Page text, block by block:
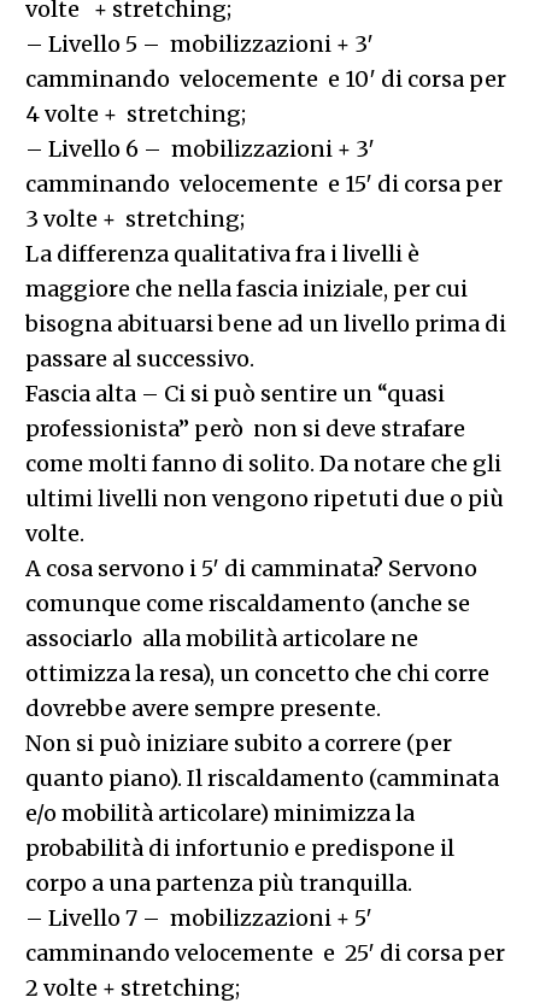
volte + stretching;
– Livello 5 – mobilizzazioni + 3′
camminando velocemente e 10′ di corsa per
4 volte + stretching;
– Livello 6 – mobilizzazioni + 3′
camminando velocemente e 15′ di corsa per
3 volte + stretching;
La differenza qualitativa fra i livelli è
maggiore che nella fascia iniziale, per cui
bisogna abituarsi bene ad un livello prima di
passare al successivo.
Fascia alta – Ci si può sentire un “quasi
professionista” però non si deve strafare
come molti fanno di solito. Da notare che gli
ultimi livelli non vengono ripetuti due o più
volte.
A cosa servono i 5′ di camminata? Servono
comunque come riscaldamento (anche se
associarlo alla mobilità articolare ne
ottimizza la resa), un concetto che chi corre
dovrebbe avere sempre presente.
Non si può iniziare subito a correre (per
quanto piano). Il riscaldamento (camminata
e/o mobilità articolare) minimizza la
probabilità di infortunio e predispone il
corpo a una partenza più tranquilla.
– Livello 7 – mobilizzazioni + 5′
camminando velocemente e 25′ di corsa per
2 volte + stretching;